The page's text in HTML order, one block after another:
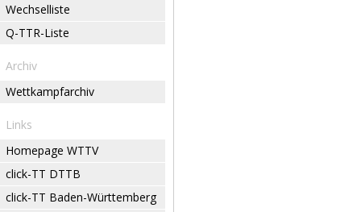
Wechselliste
Q-TTR-Liste
Archiv
Wettkampfarchiv
Links
Homepage WTTV
click-TT DTTB
click-TT Baden-Württemberg